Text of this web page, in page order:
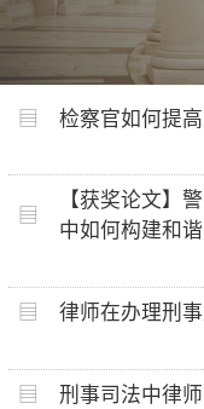
检察官如何提
【获奖论文】
中如何构建和
律师在办理刑
刑事司法中律